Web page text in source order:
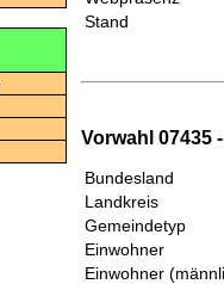
Stand
Vorwahl 07435
Bundesland
Landkreis
Gemeindetyp
Einwohner
Einwohner